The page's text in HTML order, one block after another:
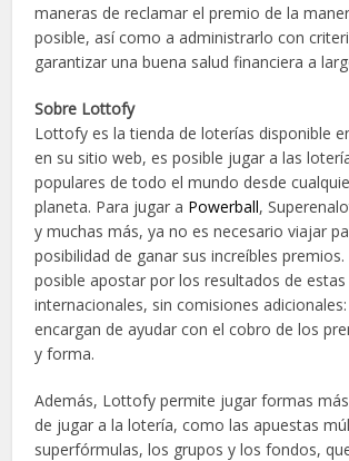
maneras de reclamar el premio de la
posible, así como a administrarlo con
garantizar una buena salud financiera a
Sobre Lottofy
Lottofy es la tienda de loterías disponible
en su sitio web, es posible jugar a las
populares de todo el mundo desde
planeta. Para jugar a Powerball,
y muchas más, ya no es necesario viajar
posibilidad de ganar sus increíbles
posible apostar por los resultados de
internacionales, sin comisiones
encargan de ayudar con el cobro de los
y forma.
Además, Lottofy permite jugar formas
de jugar a la lotería, como las apuestas
superfórmulas, los grupos y los fondos,